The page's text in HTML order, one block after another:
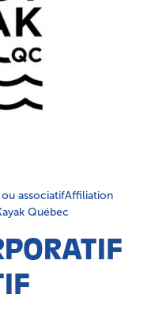
associatifAffiliation
Québec